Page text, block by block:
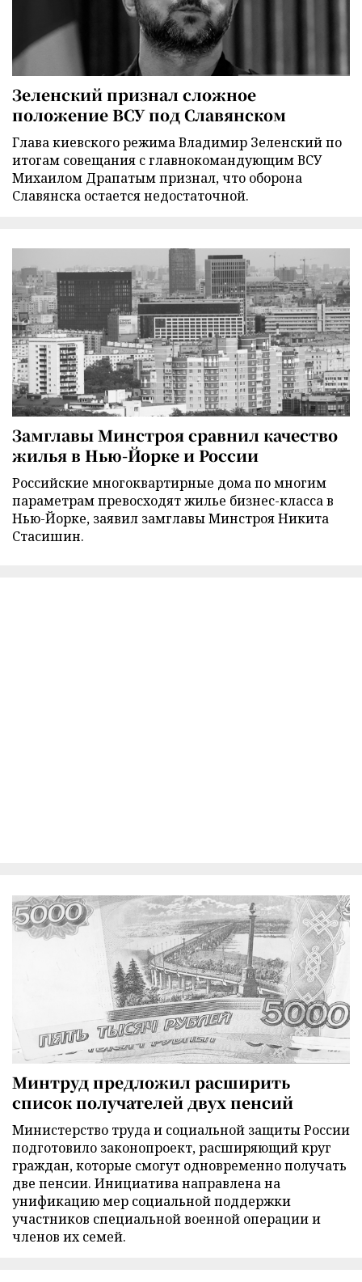
Зеленский признал сложное
положение ВСУ под Славянском
Глава киевского режима Владимир Зеленский по
итогам совещания с главнокомандующим ВСУ
Михаилом Драпатым признал, что оборона
Славянска остается недостаточной.
Замглавы Минстроя сравнил качество
жилья в Нью-Йорке и России
Российские многоквартирные дома по многим
параметрам превосходят жилье бизнес-класса в
Нью-Йорке, заявил замглавы Минстроя Никита
Стасишин.
Минтруд предложил расширить
список получателей двух пенсий
Министерство труда и социальной защиты России
подготовило законопроект, расширяющий круг
граждан, которые смогут одновременно получать
две пенсии. Инициатива направлена на
унификацию мер социальной поддержки
участников специальной военной операции и
членов их семей.